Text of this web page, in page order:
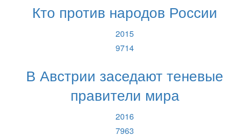
Кто против народов России
2015
9714
В Австрии заседают теневые
правители мира
2016
7963